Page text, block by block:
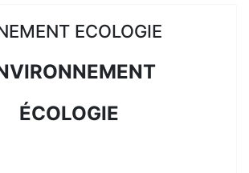
ECOLOGIE
ÉCOLOGIE